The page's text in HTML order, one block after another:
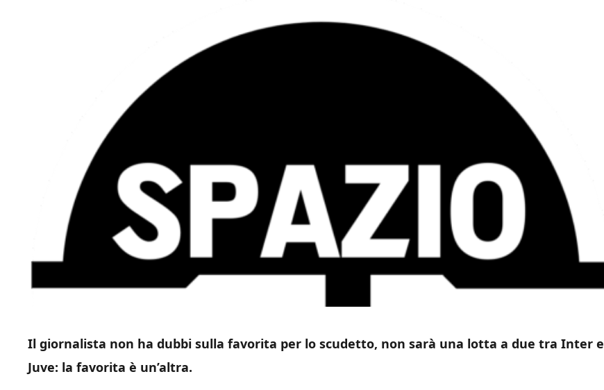
Il giornalista non ha dubbi sulla favorita per lo scudetto, non sarà una lotta a due tra Inter e
Juve: la favorita è un’altra.